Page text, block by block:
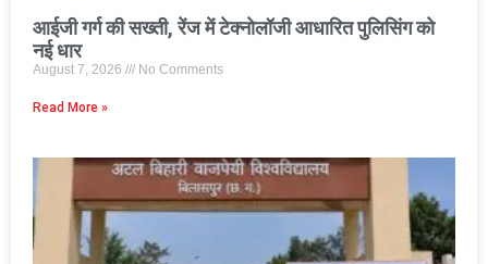
आईजी गर्ग की सख्ती, रेंज में टेक्नोलॉजी आधारित पुलिसिंग को
नई धार
August 7, 2026 No Comments
Read More »